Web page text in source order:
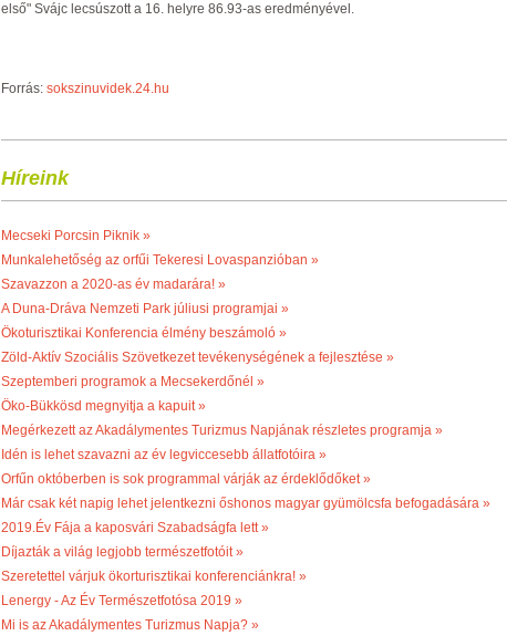
első" Svájc lecsúszott a 16. helyre 86.93-as eredményével.
Forrás: sokszinuvidek.24.hu
Híreink
Mecseki Porcsin Piknik »
Munkalehetőség az orfűi Tekeresi Lovaspanzióban »
Szavazzon a 2020-as év madarára! »
A Duna-Dráva Nemzeti Park júliusi programjai »
Ökoturisztikai Konferencia élmény beszámoló »
Zöld-Aktív Szociális Szövetkezet tevékenységének a fejlesztése »
Szeptemberi programok a Mecsekerdőnél »
Öko-Bükkösd megnyitja a kapuit »
Megérkezett az Akadálymentes Turizmus Napjának részletes programja »
Idén is lehet szavazni az év legviccesebb állatfotóira »
Orfűn októberben is sok programmal várják az érdeklődőket »
Már csak két napig lehet jelentkezni őshonos magyar gyümölcsfa befogadására »
2019.Év Fája a kaposvári Szabadságfa lett »
Díjazták a világ legjobb természetfotóit »
Szeretettel várjuk ökorturisztikai konferenciánkra! »
Lenergy - Az Év Természetfotósa 2019 »
Mi is az Akadálymentes Turizmus Napja? »